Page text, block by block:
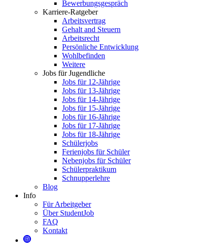
Bewerbungsgespräch
Karriere-Ratgeber
Arbeitsvertrag
Gehalt and Steuern
Arbeitsrecht
Persönliche Entwicklung
Wohlbefinden
Weitere
Jobs für Jugendliche
Jobs für 12-Jährige
Jobs für 13-Jährige
Jobs für 14-Jährige
Jobs für 15-Jährige
Jobs für 16-Jährige
Jobs für 17-Jährige
Jobs für 18-Jährige
Schülerjobs
Ferienjobs für Schüler
Nebenjobs für Schüler
Schülerpraktikum
Schnupperlehre
Blog
Info
Für Arbeitgeber
Über StudentJob
FAQ
Kontakt